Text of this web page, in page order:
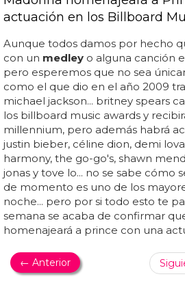
actuación en los Billboard
Aunque todos damos por hecho
con un medley o alguna canción
pero esperemos que no sea
como el que dio en el año 2009
michael jackson... britney spears
los billboard music awards y
millennium, pero además habrá
justin bieber, céline dion, demi
harmony, the go-go's, shawn
jonas y tove lo... no se sabe cómo
de momento es uno de los
noche... pero por si todo esto te
semana se acaba de confirmar
homenajeará a prince con una
← Anterior